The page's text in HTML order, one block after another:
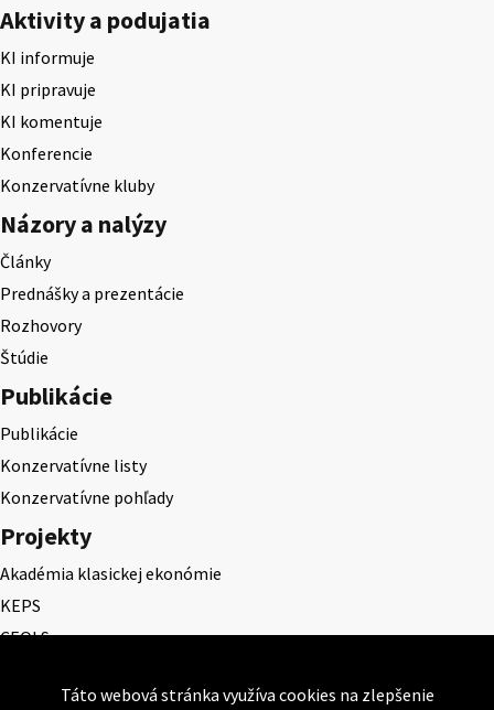
Aktivity a podujatia
KI informuje
KI pripravuje
KI komentuje
Konferencie
Konzervatívne kluby
Názory a nalýzy
Články
Prednášky a prezentácie
Rozhovory
Štúdie
Publikácie
Publikácie
Konzervatívne listy
Konzervatívne pohľady
Projekty
Akadémia klasickej ekonómie
KEPS
CEQLS
Cena Ernesta Valka
Táto webová stránka využíva cookies na zlepšenie